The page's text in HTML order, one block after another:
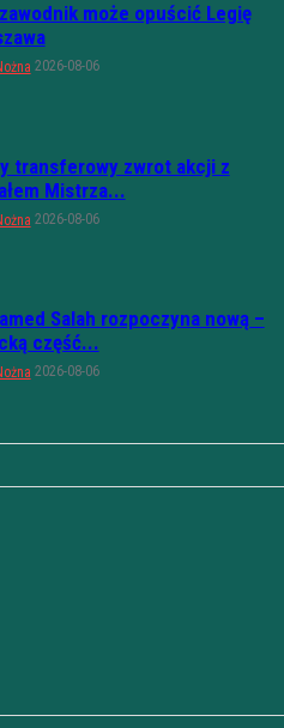
może opuścić Legię
2026-08-06
transferowy zwrot akcji z
Mistrza...
2026-08-06
Salah rozpoczyna nową –
część...
2026-08-06